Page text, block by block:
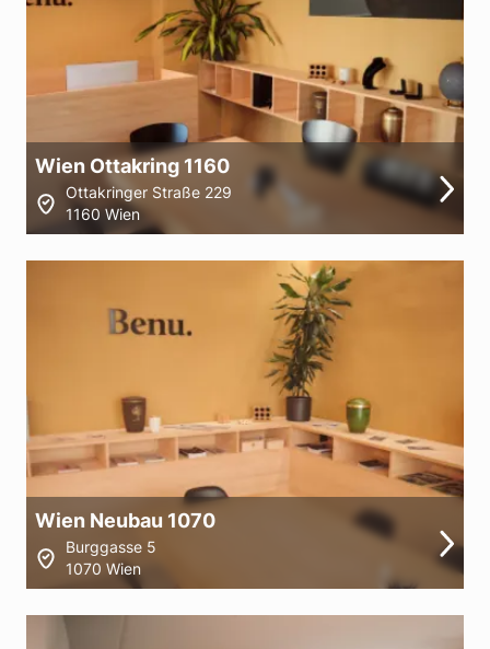
Wien Ottakring 1160
Ottakringer Straße 229
1160 Wien
Wien Neubau 1070
Burggasse 5
1070 Wien